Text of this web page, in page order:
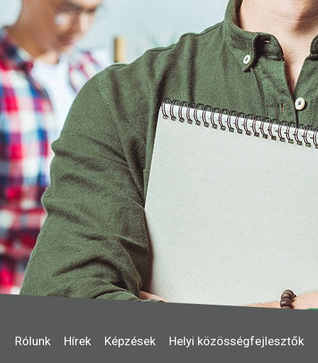
Rólunk Hírek Képzések Helyi közösségfejlesztők